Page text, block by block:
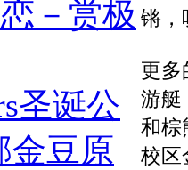
－赏极
圣诞公
金豆原
锵，
更多
游艇
和棕
校区